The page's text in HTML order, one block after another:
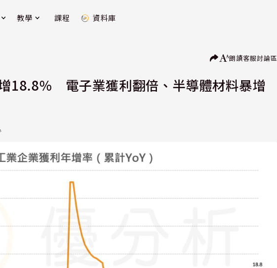
教學 課程 資料庫
朗讀客服討論區
18.8% 電子業獲利翻倍、半導體材料暴增